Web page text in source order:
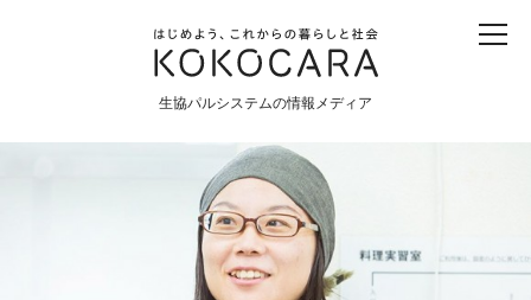
生協パルシステムの情報メディア
産直 食育 食べる 震災